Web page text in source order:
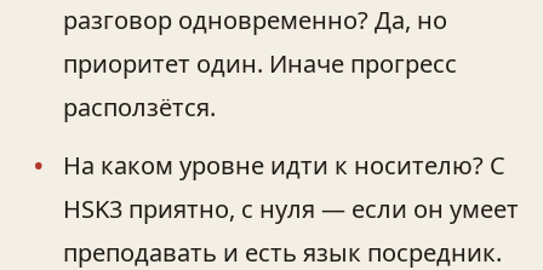
разговор одновременно? Да, но
приоритет один. Иначе прогресс
расползётся.
На каком уровне идти к носителю? С
HSK3 приятно, с нуля — если он умеет
преподавать и есть язык посредник.